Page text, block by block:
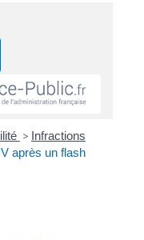
> Infractions
après un flash